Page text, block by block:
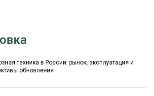
техника в России: рынок, эксплуатация и
обновления